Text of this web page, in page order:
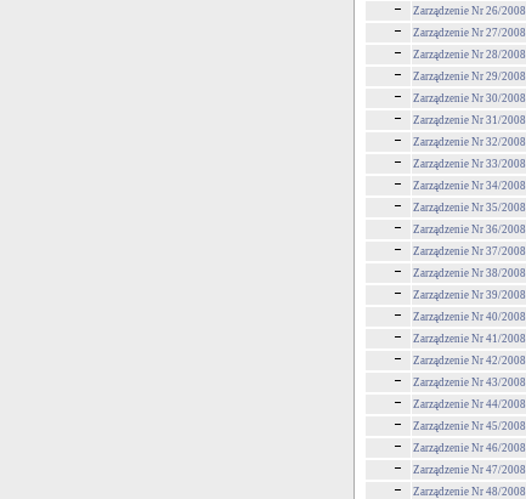
Zarządzenie Nr 26/2008
Zarządzenie Nr 27/2008
Zarządzenie Nr 28/2008
Zarządzenie Nr 29/2008
Zarządzenie Nr 30/2008
Zarządzenie Nr 31/2008
Zarządzenie Nr 32/2008
Zarządzenie Nr 33/2008
Zarządzenie Nr 34/2008
Zarządzenie Nr 35/2008
Zarządzenie Nr 36/2008
Zarządzenie Nr 37/2008
Zarządzenie Nr 38/2008
Zarządzenie Nr 39/2008
Zarządzenie Nr 40/2008
Zarządzenie Nr 41/2008
Zarządzenie Nr 42/2008
Zarządzenie Nr 43/2008
Zarządzenie Nr 44/2008
Zarządzenie Nr 45/2008
Zarządzenie Nr 46/2008
Zarządzenie Nr 47/2008
Zarządzenie Nr 48/2008